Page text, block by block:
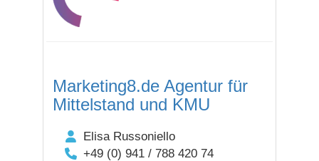
Marketing8.de Agentur für
Mittelstand und KMU
Elisa Russoniello
+49 (0) 941 / 788 420 74